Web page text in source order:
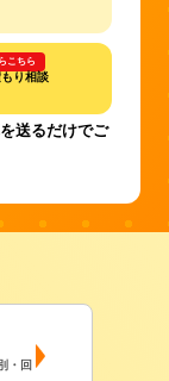
こちら
り相談
送るだけでご
・回